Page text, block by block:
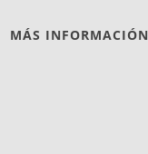
MÁS INFORMACIÓN